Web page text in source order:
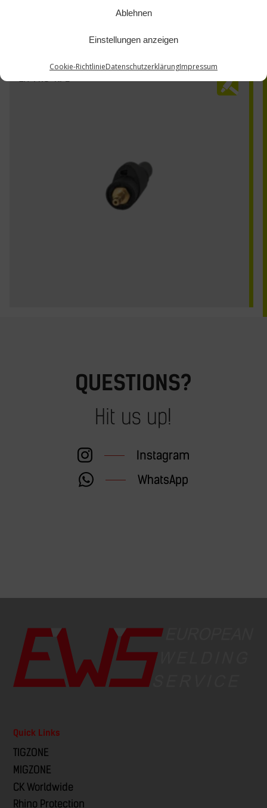
Ablehnen
Einstellungen anzeigen
Cookie-RichtlinieDatenschutzerklärungImpressum
ZA-FRO-KPL
QUESTIONS?
Hit us up!
Instagram
WhatsApp
Quick Links
TIGZONE
MIGZONE
CK Worldwide
Rhino Protection